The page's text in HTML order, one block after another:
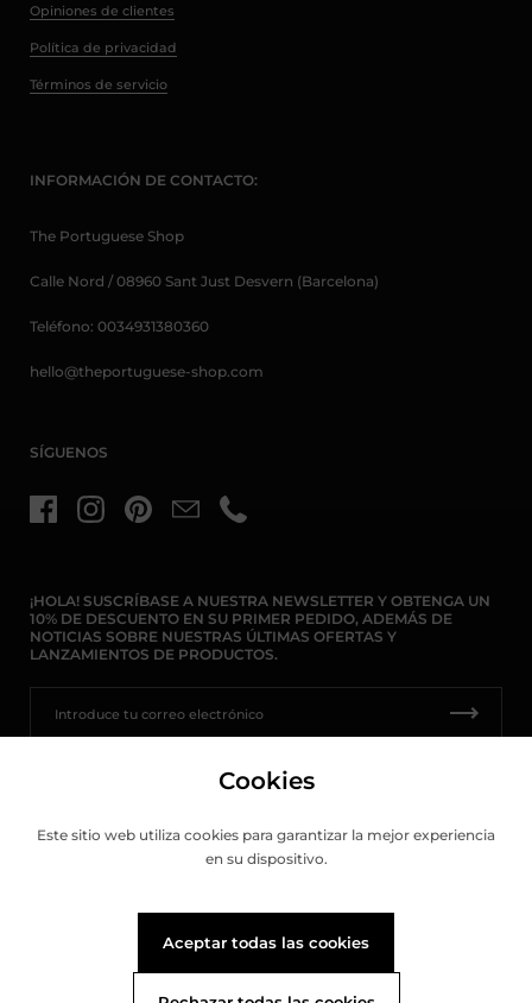
Opiniones de clientes
Política de privacidad
Términos de servicio
INFORMACIÓN DE CONTACTO:
The Portuguese Shop
Calle Nord / 08960 Sant Just Desvern (Barcelona)
Teléfono: 0034931380360
hello@theportuguese-shop.com
SÍGUENOS
FacebookInstagramPinterestEmail Teléfono
¡HOLA! SUSCRÍBASE A NUESTRA NEWSLETTER Y OBTENGA UN
10% DE DESCUENTO EN SU PRIMER PEDIDO, ADEMÁS DE
NOTICIAS SOBRE NUESTRAS ÚLTIMAS OFERTAS Y
LANZAMIENTOS DE PRODUCTOS.
España
(EUR €)
Cookies
Este sitio web utiliza cookies para garantizar la mejor experiencia
en su dispositivo.
Aceptar todas las cookies